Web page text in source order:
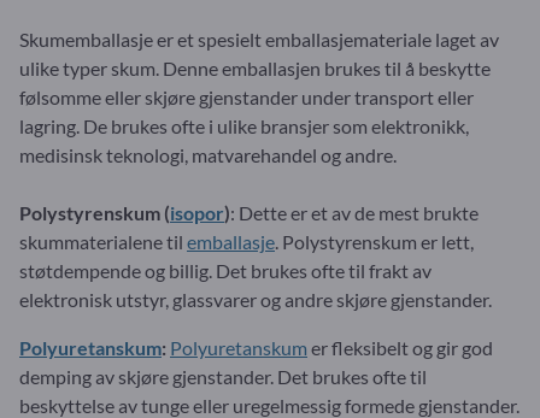
Skumemballasje er et spesielt emballasjemateriale laget av
ulike typer skum. Denne emballasjen brukes til å beskytte
følsomme eller skjøre gjenstander under transport eller
lagring. De brukes ofte i ulike bransjer som elektronikk,
medisinsk teknologi, matvarehandel og andre.
Polystyrenskum (isopor): Dette er et av de mest brukte
skummaterialene til emballasje. Polystyrenskum er lett,
støtdempende og billig. Det brukes ofte til frakt av
elektronisk utstyr, glassvarer og andre skjøre gjenstander.
Polyuretanskum: Polyuretanskum er fleksibelt og gir god
demping av skjøre gjenstander. Det brukes ofte til
beskyttelse av tunge eller uregelmessig formede gjenstander.